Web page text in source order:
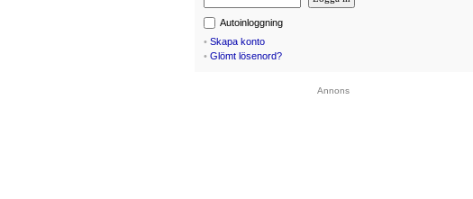
Autoinloggning
• Skapa konto
• Glömt lösenord?
Annons